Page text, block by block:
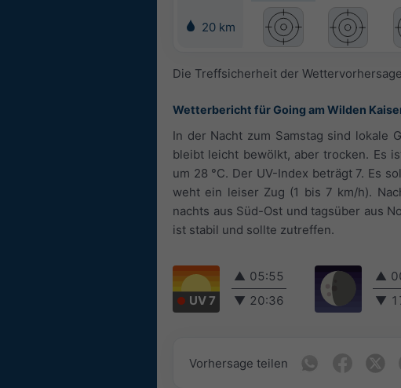
20 km
Die Treffsicherheit der
Wetterbericht für Going am Wilden
In der Nacht zum Samstag sind lokale
bleibt leicht bewölkt, aber trocken. Es
um 28 °C. Der UV-Index beträgt 7. Es
weht ein leiser Zug (1 bis 7 km/h).
nachts aus Süd-Ost und tagsüber aus
ist stabil und sollte zutreffen.
UV 7
▲ 05:55
▼ 20:36
▲
▼
Vorhersage teilen